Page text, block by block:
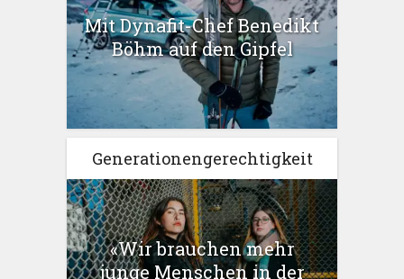
Mit Dynafit-Chef Benedikt
Böhm auf den Gipfel
Generationengerechtigkeit
«Wir brauchen mehr
junge Menschen in der